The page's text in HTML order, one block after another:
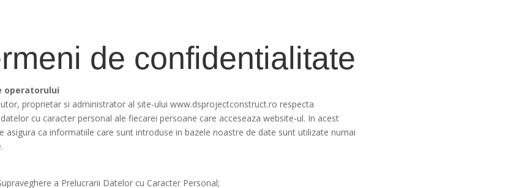
de confidentialitate
operatorului
proprietar si administrator al site-ului www.dsprojectconstruct.ro respecta
cu caracter personal ale fiecarei persoane care acceseaza website-ul. In acest
ca informatiile care sunt introduse in bazele noastre de date sunt utilizate numai
a Prelucrarii Datelor cu Caracter Personal;